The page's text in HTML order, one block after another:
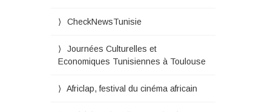
CheckNewsTunisie
Journées Culturelles et
Economiques Tunisiennes à Toulouse
Africlap, festival du cinéma africain